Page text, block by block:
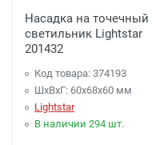
Насадка на точечный
светильник Lightstar
201432
Код товара: 374193
ШхВхГ: 60x68x60 мм
Lightstar
В наличии 294 шт.